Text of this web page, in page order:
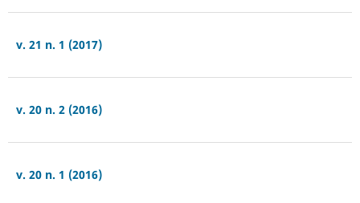
v. 21 n. 1 (2017)
v. 20 n. 2 (2016)
v. 20 n. 1 (2016)